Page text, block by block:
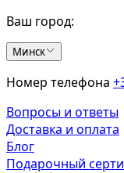
Ваш город:
Минск
Номер телефона
Вопросы и ответы
Доставка и оплата
Блог
Подарочный